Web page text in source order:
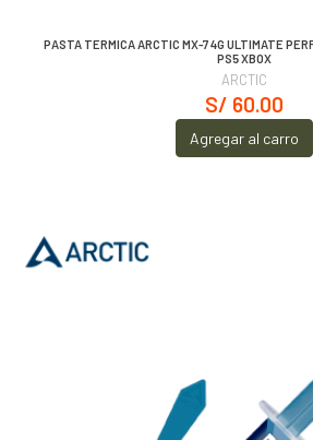
PASTA TERMICA ARCTIC MX-7 4G ULTIMATE
PS5 XBOX
ARCTIC
S/ 60.00
Agregar al carro